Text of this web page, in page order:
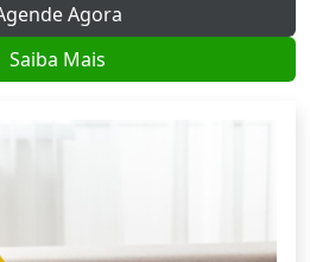
Agora
Saiba Mais